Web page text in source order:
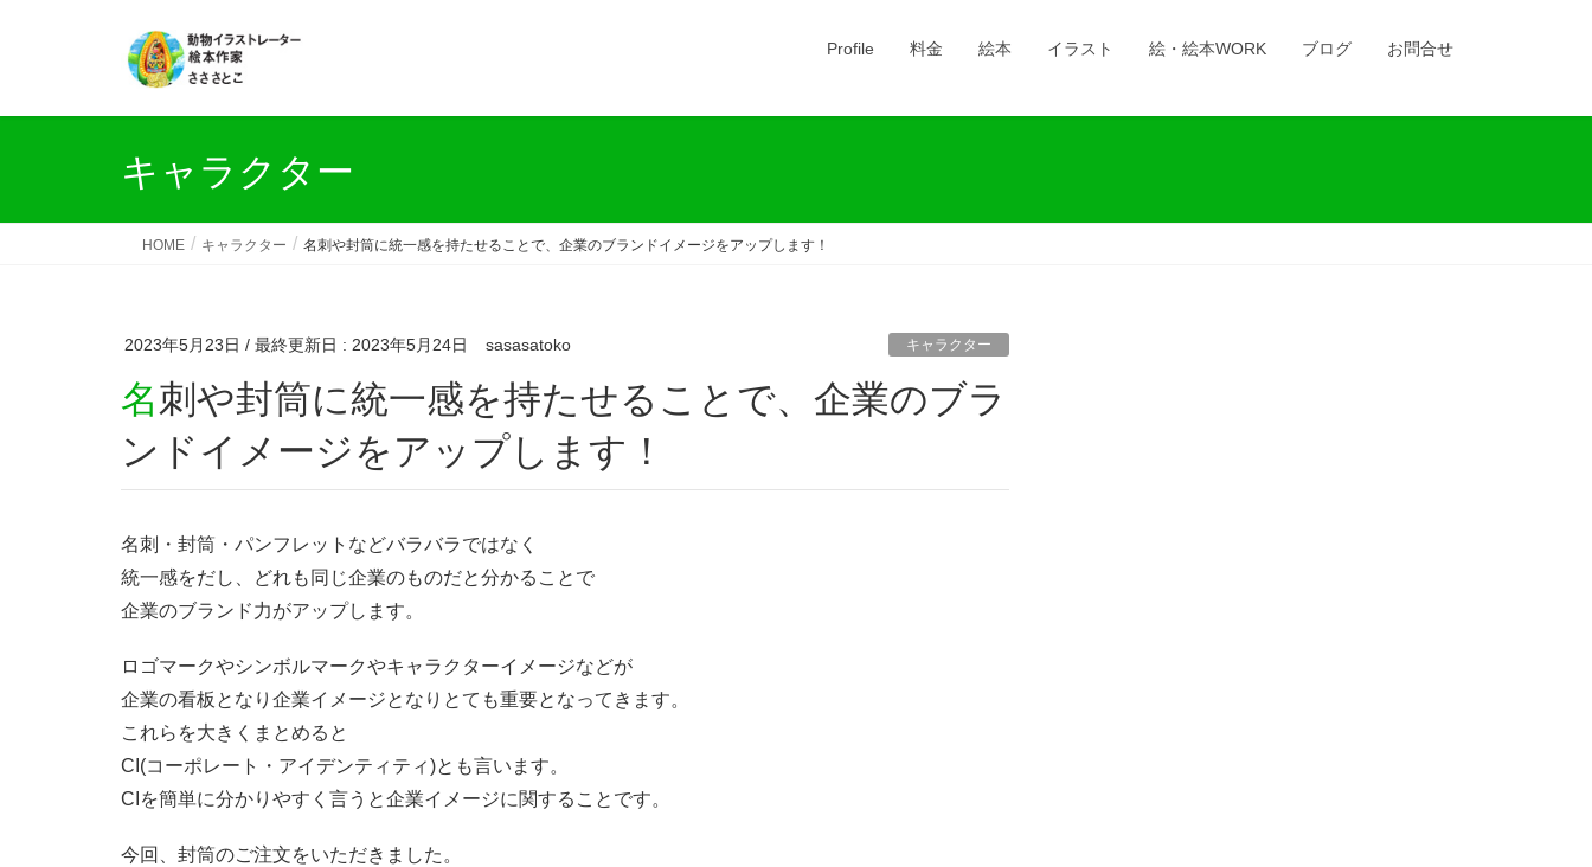
Profile 料金 絵本 イラスト 絵・絵本WORK ブログ お問合せ
キャラクター
HOME キャラクター 名刺や封筒に統一感を持たせることで、企業のブランドイメージをアップします！
2023年5月23日 / 最終更新日 : 2023年5月24日 sasasatoko キャラクター
名刺や封筒に統一感を持たせることで、企業のブラ
ンドイメージをアップします！
名刺・封筒・パンフレットなどバラバラではなく
統一感をだし、どれも同じ企業のものだと分かることで
企業のブランド力がアップします。
ロゴマークやシンボルマークやキャラクターイメージなどが
企業の看板となり企業イメージとなりとても重要となってきます。
これらを大きくまとめると
CI(コーポレート・アイデンティティ)とも言います。
CIを簡単に分かりやすく言うと企業イメージに関することです。
今回、封筒のご注文をいただきました。